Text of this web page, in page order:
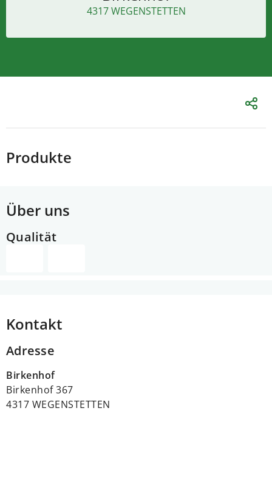
4317 WEGENSTETTEN
Produkte
Über uns
Qualität
Kontakt
Adresse
Birkenhof
Birkenhof 367
4317 WEGENSTETTEN